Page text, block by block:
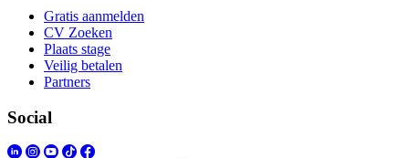
Gratis aanmelden
CV Zoeken
Plaats stage
Veilig betalen
Partners
Social